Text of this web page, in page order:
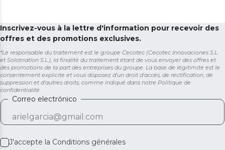
Inscrivez-vous à la lettre d'information pour recevoir des
offres et des promotions exclusives.
*Le responsable du traitement est le groupe Cecotec (Cecotec Innovaciones S.L.
et Solotriatlon S.L.), la finalité du traitement étant de vous envoyer des offres et
des promotions de la part des entreprises du groupe. La base de légitimité est le
consentement explicite et vous disposez d'un droit d'accès, de rectification, de
suppression et d'autres droits, comme indiqué dans notre Politique de
confidentialité
Correo electrónico
J'accepte la Conditions générales